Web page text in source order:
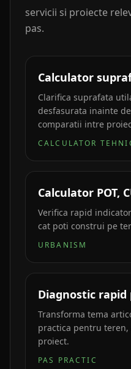
servicii si proiecte
pas.
Calculator
Clarifica suprafata
desfasurata inainte
comparatii intre
CALCULATOR
Calculator POT,
Verifica rapid
cat poti construi pe
URBANISM
Diagnostic
Transforma tema
practica pentru
proiect.
PAS PRACTIC